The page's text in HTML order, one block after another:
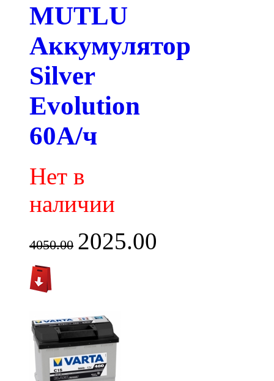
MUTLU
Аккумулятор
Silver
Evolution
60А/ч
Нет в
наличии
4050.00 2025.00